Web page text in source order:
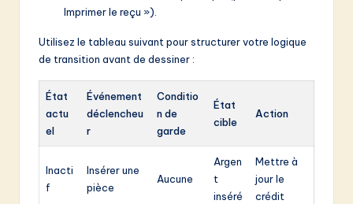
Imprimer le reçu »).
Utilisez le tableau suivant pour structurer votre logique
de transition avant de dessiner :
État
actu
el
Événement
déclencheu
r
Conditio
n de
garde
État
cible
Action
Inacti
f
Insérer une
pièce
Aucune
Argen
t
inséré
Mettre à
jour le
crédit